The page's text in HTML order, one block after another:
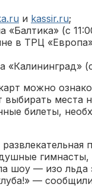
и kassir.ru;
(с
в ТРЦ
можно
выбирать места
билеты,
гимнасты,
шоу — изо льда
—